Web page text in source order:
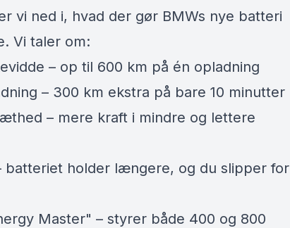
vi ned i, hvad der gør BMWs nye batteri
Vi taler om:
– op til 600 km på én opladning
– 300 km ekstra på bare 10 minutter
– mere kraft i mindre og lettere
batteriet holder længere, og du slipper for
Master" – styrer både 400 og 800